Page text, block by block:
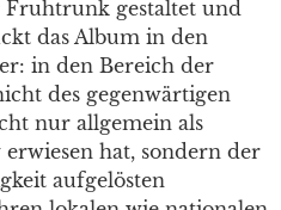
gestaltet und
das Album in den
in den Bereich der
des gegenwärtigen
nur allgemein als
hat, sondern der
aufgelösten